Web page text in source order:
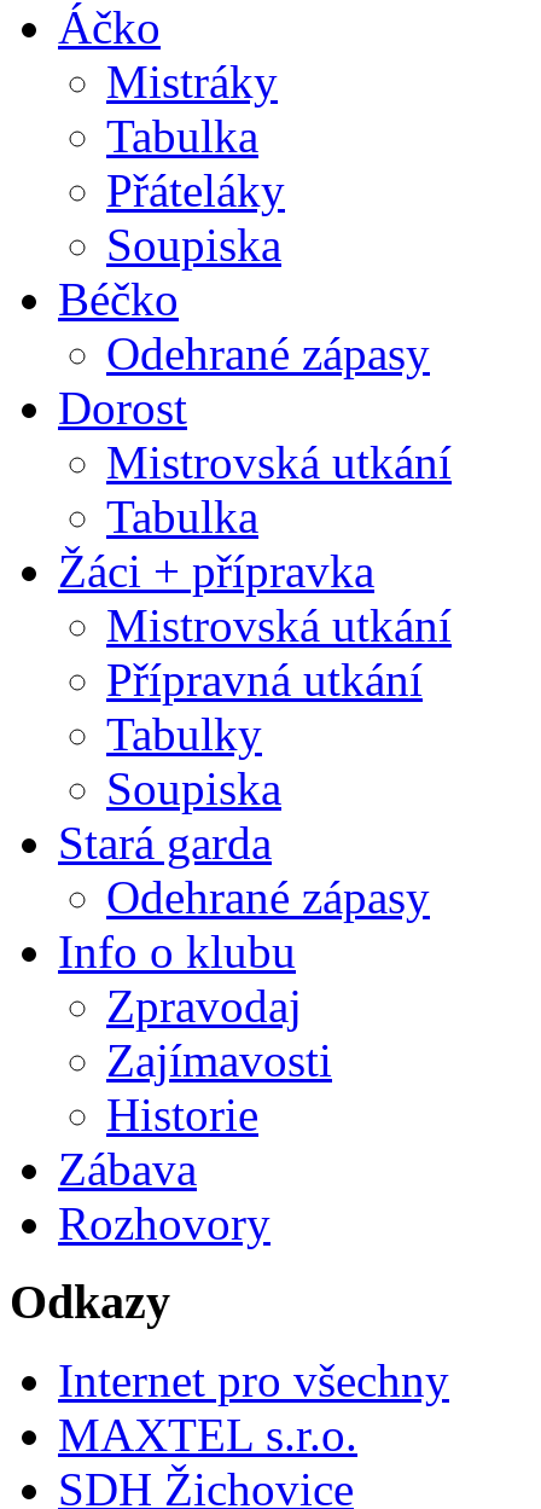
Áčko
Mistráky
Tabulka
Přáteláky
Soupiska
Béčko
Odehrané zápasy
Dorost
Mistrovská utkání
Tabulka
Žáci + přípravka
Mistrovská utkání
Přípravná utkání
Tabulky
Soupiska
Stará garda
Odehrané zápasy
Info o klubu
Zpravodaj
Zajímavosti
Historie
Zábava
Rozhovory
Odkazy
Internet pro všechny
MAXTEL s.r.o.
SDH Žichovice